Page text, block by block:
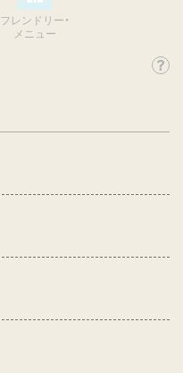
フレンドリー・
メニュー